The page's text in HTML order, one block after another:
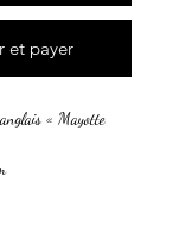
et payer
« Mayotte